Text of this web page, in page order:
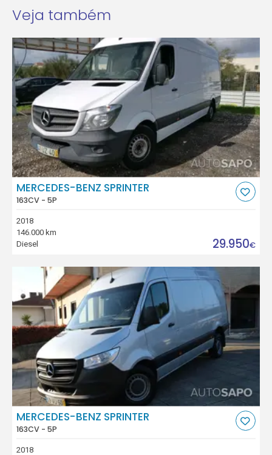
Veja também
MERCEDES-BENZ SPRINTER
163CV - 5P
2018
146.000 km
Diesel
29.950€
MERCEDES-BENZ SPRINTER
163CV - 5P
2018